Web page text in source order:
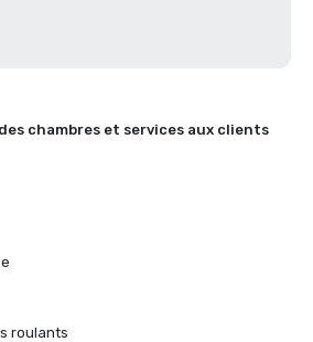
chambres et services aux clients
roulants